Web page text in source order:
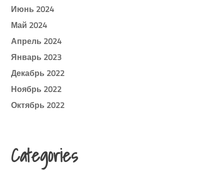
Июнь 2024
Май 2024
Апрель 2024
Январь 2023
Декабрь 2022
Ноябрь 2022
Октябрь 2022
Categories